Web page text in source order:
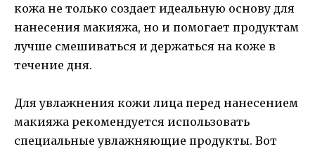
кожа не только создает идеальную основу для
нанесения макияжа, но и помогает продуктам
лучше смешиваться и держаться на коже в
течение дня.
Для увлажнения кожи лица перед нанесением
макияжа рекомендуется использовать
специальные увлажняющие продукты. Вот